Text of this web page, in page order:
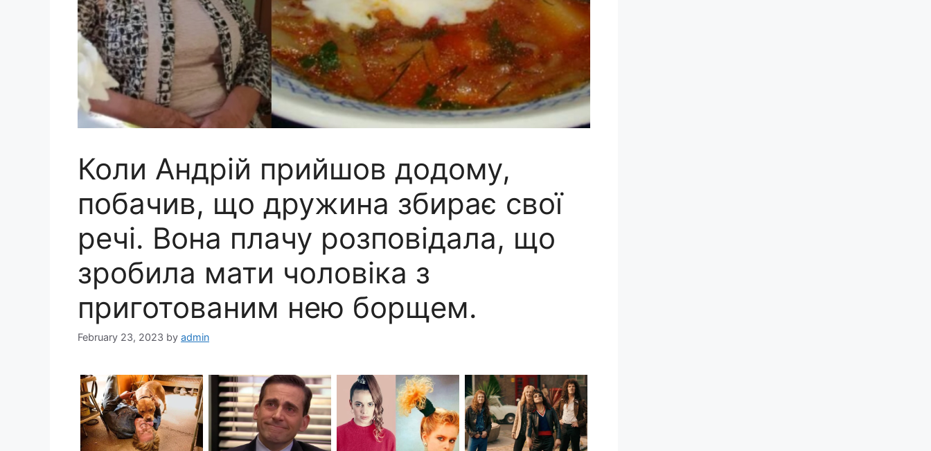
Коли Андрій прийшов додому,
побачив, що дружина збирає свої
речі. Вона плачу розповідала, що
зробила мати чоловіка з
приготованим нею борщем.
February 23, 2023 by admin